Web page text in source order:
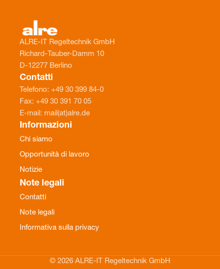
ALRE-IT Regeltechnik GmbH
Richard-Tauber-Damm 10
D-12277 Berlino
Contatti
Telefono: +49 30 399 84-0
Fax: +49 30 391 70 05
E-mail: mail(at)alre.de
Informazioni
Chi siamo
Opportunità di lavoro
Notizie
Note legali
Contatti
Note legali
Informativa sulla privacy
© 2026 ALRE-IT Regeltechnik GmbH